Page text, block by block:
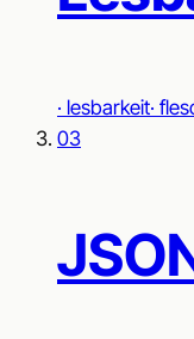
· lesbarkeit·
03